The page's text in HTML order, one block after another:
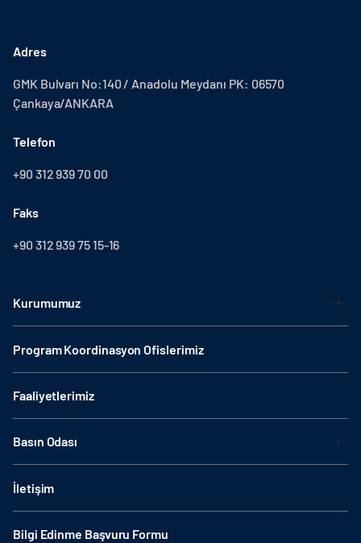
Adres
GMK Bulvarı No:140 / Anadolu Meydanı PK: 06570
Çankaya/ANKARA
Telefon
+90 312 939 70 00
Faks
+90 312 939 75 15-16
Kurumumuz
Program Koordinasyon Ofislerimiz
Faaliyetlerimiz
Basın Odası
İletişim
Bilgi Edinme Başvuru Formu